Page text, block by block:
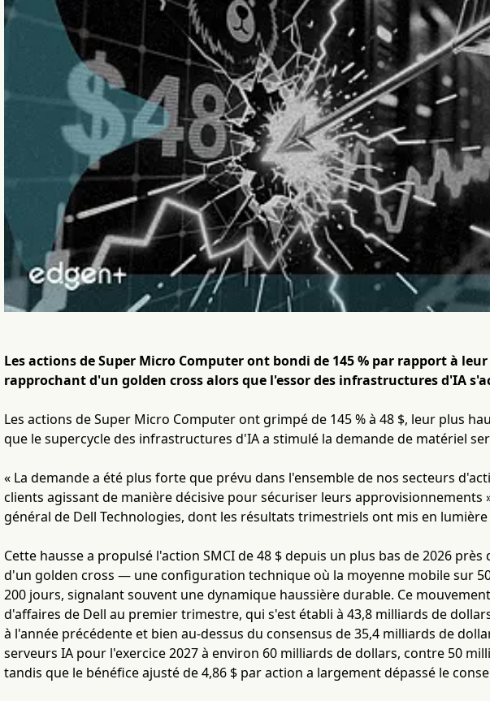
Les actions de Super Micro Computer ont bondi de 145 % par rapport à leur
rapprochant d'un golden cross alors que l'essor des infrastructures d'IA
Les actions de Super Micro Computer ont grimpé de 145 % à 48 $, leur plus
que le supercycle des infrastructures d'IA a stimulé la demande de matériel
« La demande a été plus forte que prévu dans l'ensemble de nos secteurs
clients agissant de manière décisive pour sécuriser leurs approvisionnements
général de Dell Technologies, dont les résultats trimestriels ont mis en lumière
Cette hausse a propulsé l'action SMCI de 48 $ depuis un plus bas de 2026
d'un golden cross — une configuration technique où la moyenne mobile sur
200 jours, signalant souvent une dynamique haussière durable. Ce
d'affaires de Dell au premier trimestre, qui s'est établi à 43,8 milliards de
à l'année précédente et bien au-dessus du consensus de 35,4 milliards de
serveurs IA pour l'exercice 2027 à environ 60 milliards de dollars, contre 50
tandis que le bénéfice ajusté de 4,86 $ par action a largement dépassé le